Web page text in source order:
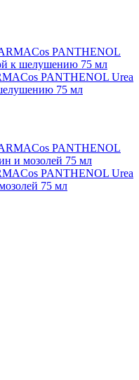
PANTHENOL Urea
75 мл
PANTHENOL Urea
75 мл